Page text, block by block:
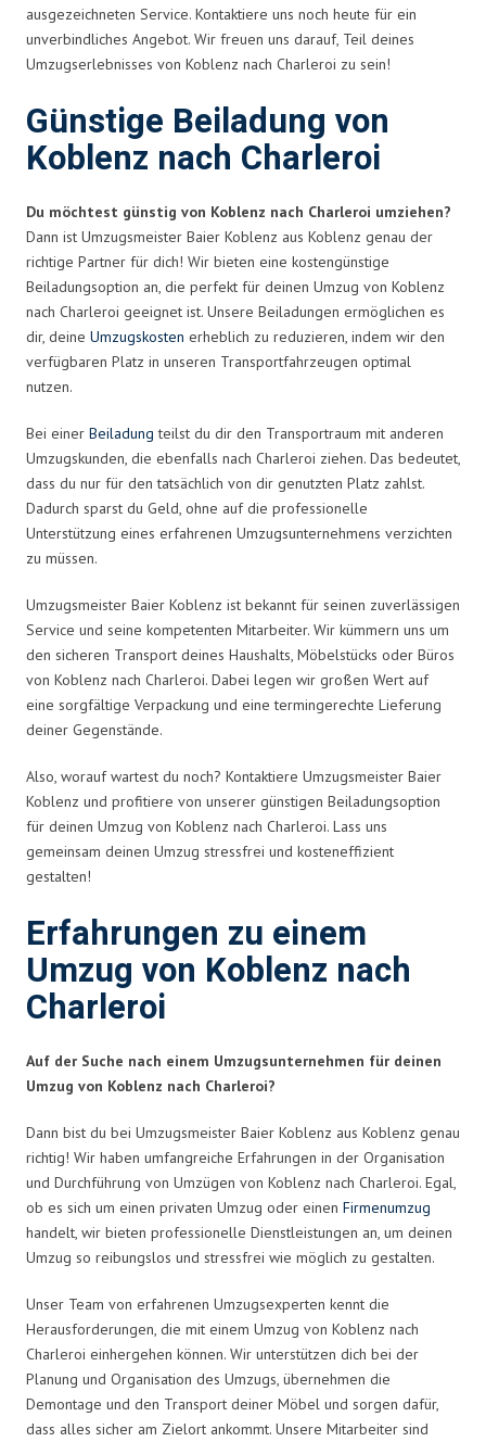
ausgezeichneten Service. Kontaktiere uns noch heute für ein
unverbindliches Angebot. Wir freuen uns darauf, Teil deines
Umzugserlebnisses von Koblenz nach Charleroi zu sein!
Günstige Beiladung von
Koblenz nach Charleroi
Du möchtest günstig von Koblenz nach Charleroi umziehen?
Dann ist Umzugsmeister Baier Koblenz aus Koblenz genau der
richtige Partner für dich! Wir bieten eine kostengünstige
Beiladungsoption an, die perfekt für deinen Umzug von Koblenz
nach Charleroi geeignet ist. Unsere Beiladungen ermöglichen es
dir, deine Umzugskosten erheblich zu reduzieren, indem wir den
verfügbaren Platz in unseren Transportfahrzeugen optimal
nutzen.
Bei einer Beiladung teilst du dir den Transportraum mit anderen
Umzugskunden, die ebenfalls nach Charleroi ziehen. Das bedeutet,
dass du nur für den tatsächlich von dir genutzten Platz zahlst.
Dadurch sparst du Geld, ohne auf die professionelle
Unterstützung eines erfahrenen Umzugsunternehmens verzichten
zu müssen.
Umzugsmeister Baier Koblenz ist bekannt für seinen zuverlässigen
Service und seine kompetenten Mitarbeiter. Wir kümmern uns um
den sicheren Transport deines Haushalts, Möbelstücks oder Büros
von Koblenz nach Charleroi. Dabei legen wir großen Wert auf
eine sorgfältige Verpackung und eine termingerechte Lieferung
deiner Gegenstände.
Also, worauf wartest du noch? Kontaktiere Umzugsmeister Baier
Koblenz und profitiere von unserer günstigen Beiladungsoption
für deinen Umzug von Koblenz nach Charleroi. Lass uns
gemeinsam deinen Umzug stressfrei und kosteneffizient
gestalten!
Erfahrungen zu einem
Umzug von Koblenz nach
Charleroi
Auf der Suche nach einem Umzugsunternehmen für deinen
Umzug von Koblenz nach Charleroi?
Dann bist du bei Umzugsmeister Baier Koblenz aus Koblenz genau
richtig! Wir haben umfangreiche Erfahrungen in der Organisation
und Durchführung von Umzügen von Koblenz nach Charleroi. Egal,
ob es sich um einen privaten Umzug oder einen Firmenumzug
handelt, wir bieten professionelle Dienstleistungen an, um deinen
Umzug so reibungslos und stressfrei wie möglich zu gestalten.
Unser Team von erfahrenen Umzugsexperten kennt die
Herausforderungen, die mit einem Umzug von Koblenz nach
Charleroi einhergehen können. Wir unterstützen dich bei der
Planung und Organisation des Umzugs, übernehmen die
Demontage und den Transport deiner Möbel und sorgen dafür,
dass alles sicher am Zielort ankommt. Unsere Mitarbeiter sind